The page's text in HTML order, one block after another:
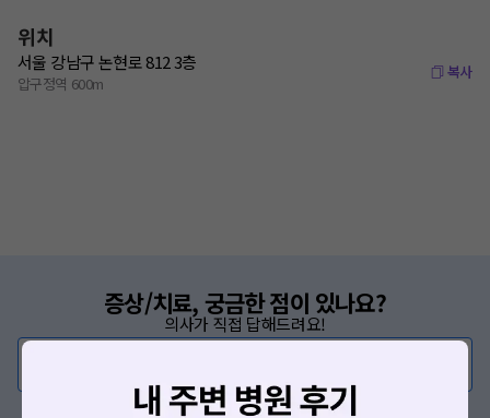
위치
서울 강남구 논현로 812 3층
압구정역 600m
복사
증상/치료, 궁금한 점이 있나요?
의사가 직접 답해드려요!
혹은, 의료상담 서비스에 다양한 게시글 보러가기